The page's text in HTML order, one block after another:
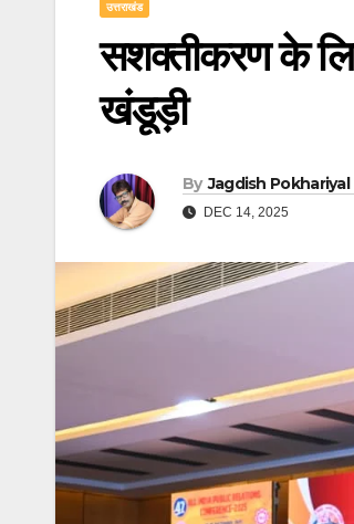
उत्तराखंड
सशक्तीकरण के
खंडूड़ी
By Jagdish Pokhariyal
DEC 14, 2025